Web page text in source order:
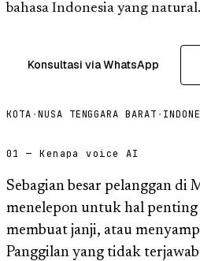
bahasa Indonesia yang natural.
Konsultasi via WhatsApp
KOTA ·NUSA TENGGARA BARAT ·
01 — Kenapa voice AI
Sebagian besar pelanggan di
menelepon untuk hal
membuat janji, atau
Panggilan yang tidak